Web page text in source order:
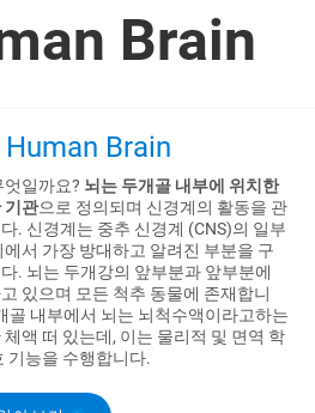
Brain
Brain
엇일까요? 뇌는 두개골 내부에 위치한
기관으로 정의되며 신경계의 활동을 관
. 신경계는 중추 신경계 (CNS)의 일부
에서 가장 방대하고 알려진 부분을 구
. 뇌는 두개강의 앞부분과 앞부분에
있으며 모든 척추 동물에 존재합니
골 내부에서 뇌는 뇌척수액이라고하는
체액 떠 있는데, 이는 물리적 및 면역 학
기능을 수행합니다.